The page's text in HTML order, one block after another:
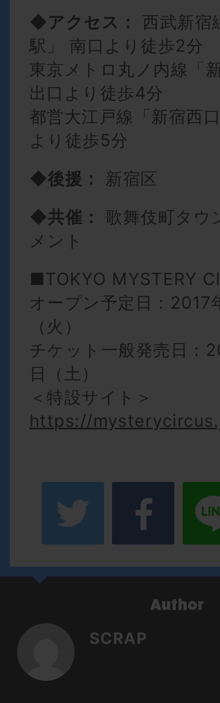
◆アクセス：
西武新宿
駅」 南口より徒歩2分
東京メトロ丸ノ内線「
出口より徒歩4分
都営大江戸線「新宿西
より徒歩5分
◆後援：
新宿区
◆共催：
歌舞伎町タウ
メント
■TOKYO MYSTERY
オープン予定日：2017
（火）
チケット一般発売日：
日（土）
＜特設サイト＞
https://
SCRAP